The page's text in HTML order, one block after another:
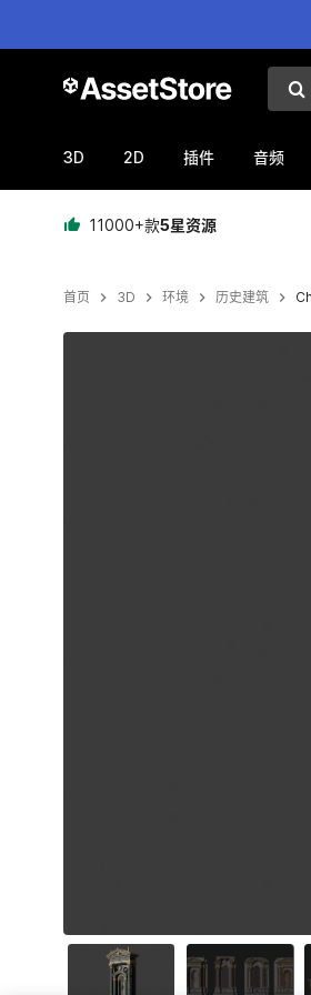
搜
3D 2D 插件 音频
11000+款5星资源
首页 3D 环境 历史建筑